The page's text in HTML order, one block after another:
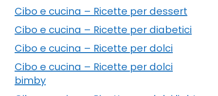
Cibo e cucina – Ricette per dessert
Cibo e cucina – Ricette per diabetici
Cibo e cucina – Ricette per dolci
Cibo e cucina – Ricette per dolci
bimby